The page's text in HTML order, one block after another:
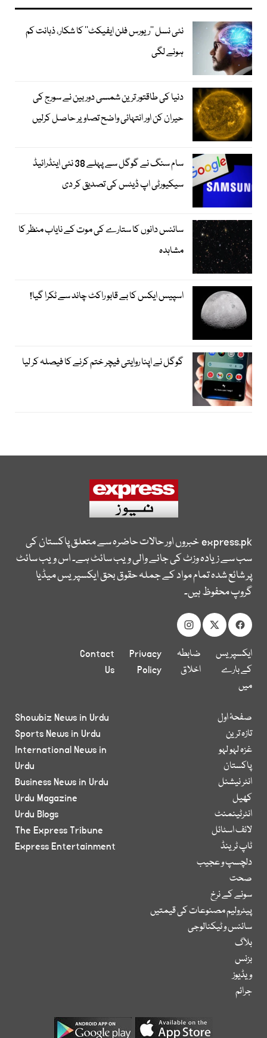
نئی نسل ’’ریورس فلن ایفیکٹ‘‘ کا شکار، ذہانت کم
ہونے لگی
دنیا کی طاقتور ترین شمسی دوربین نے سورج کی
حیران کن اور انتہائی واضح تصاویر حاصل کرلیں
سام سنگ نے گوگل سے پہلے 38 نئی اینڈرائیڈ
سیکیورٹی اپ ڈیٹس کی تصدیق کر دی
سائنس دانوں کا ستارے کی موت کے نایاب منظر کا
مشاہدہ
اسپیس ایکس کا بے قابو راکٹ چاند سے ٹکرا گیا!
گوگل نے اپنا روایتی فیچر ختم کرنے کا فیصلہ کر لیا
express.pkخبروں اور حالات حاضرہ سے متعلق پاکستان کی
سب سے زیادہ وزٹ کی جانے والی ویب سائٹ ہے۔ اس ویب سائٹ
پر شائع شدہ تمام مواد کے جملہ حقوق بحق ایکسپریس میڈیا
گروپ محفوظ ہیں۔
ایکسپریس
کے بارے
میں
ضابطہ
اخلاق
Privacy
Policy
Contact
Us
صفحۂ اول
تازہ ترین
غزہ لہو لہو
پاکستان
انٹر نیشنل
کھیل
انٹرٹینمنٹ
لائف اسٹائل
ٹاپ ٹرینڈ
دلچسپ و عجیب
صحت
سونے کے نرخ
پیٹرولیم مصنوعات کی قیمتیں
سائنس و ٹیکنالوجی
بلاگ
بزنس
ویڈیوز
جرائم
Showbiz News in Urdu
Sports News in Urdu
International News in
Urdu
Business News in Urdu
Urdu Magazine
Urdu Blogs
The Express Tribune
Express Entertainment